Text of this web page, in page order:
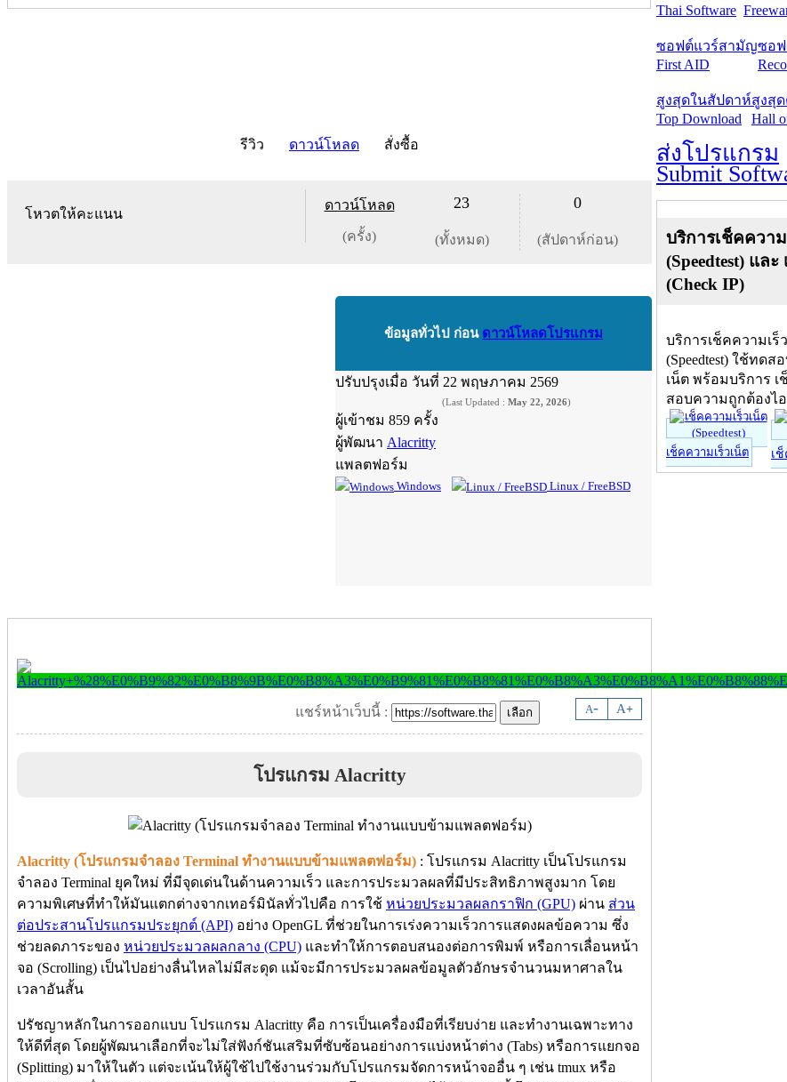
รีวิว ดาวน์โหลด สั่งซื้อ
โหวตให้คะแนน
ดาวน์โหลด
(ครั้ง)
23
(ทั้งหมด)
0
(สัปดาห์ก่อน)
ข้อมูลทั่วไป ก่อน ดาวน์โหลดโปรแกรม
ปรับปรุงเมื่อ วันที่ 22 พฤษภาคม 2569
(Last Updated : May 22, 2026)
ผู้เข้าชม 859 ครั้ง
ผู้พัฒนา Alacritty
แพลตฟอร์ม
Windows Linux / FreeBSD
A- A+
แชร์หน้าเว็บนี้ :
โปรแกรม Alacritty
Alacritty (โปรแกรมจำลอง Terminal ทำงานแบบข้ามแพลตฟอร์ม) : โปรแกรม Alacritty เป็นโปรแกรม
จำลอง Terminal ยุคใหม่ ที่มีจุดเด่นในด้านความเร็ว และการประมวลผลที่มีประสิทธิภาพสูงมาก โดย
ความพิเศษที่ทำให้มันแตกต่างจากเทอร์มินัลทั่วไปคือ การใช้ หน่วยประมวลผลกราฟิก (GPU) ผ่าน ส่วน
ต่อประสานโปรแกรมประยุกต์ (API) อย่าง OpenGL ที่ช่วยในการเร่งความเร็วการแสดงผลข้อความ ซึ่ง
ช่วยลดภาระของ หน่วยประมวลผลกลาง (CPU) และทำให้การตอบสนองต่อการพิมพ์ หรือการเลื่อนหน้า
จอ (Scrolling) เป็นไปอย่างลื่นไหลไม่มีสะดุด แม้จะมีการประมวลผลข้อมูลตัวอักษรจำนวนมหาศาลใน
เวลาอันสั้น
ปรัชญาหลักในการออกแบบ โปรแกรม Alacritty คือ การเป็นเครื่องมือที่เรียบง่าย และทำงานเฉพาะทาง
ให้ดีที่สุด โดยผู้พัฒนาเลือกที่จะไม่ใส่ฟังก์ชันเสริมที่ซับซ้อนอย่างการแบ่งหน้าต่าง (Tabs) หรือการแยกจอ
(Splitting) มาให้ในตัว แต่จะเน้นให้ผู้ใช้ไปใช้งานร่วมกับโปรแกรมจัดการหน้าจออื่น ๆ เช่น tmux หรือ
Thai Software
ซอฟต์แวร์สามัญ
First AID
ซอฟ
สูงสุดในสัปดาห์
Top Download
สูงสุ
Hall
ส่งโปรแกรม
Submit
บริการเช็คความ
(Speedtest) แล
(Check IP)
บริการเช็คความเร็
(Speedtest) ใช้ทดส
เน็ต พร้อมบริการ เ
สอบความถูกต้องไ
เช็คความเร็วเน็ต เ